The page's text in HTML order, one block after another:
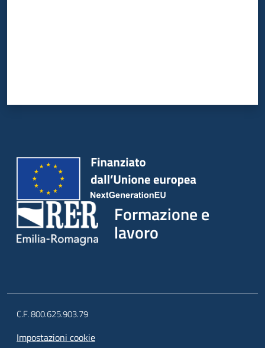
Formazione e
lavoro
C.F. 800.625.903.79
Impostazioni cookie